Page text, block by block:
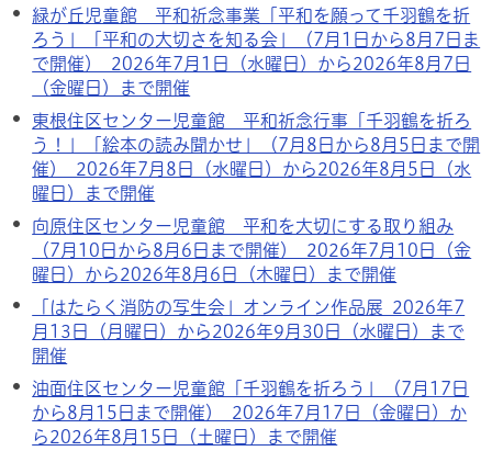
緑が丘児童館 平和祈念事業「平和を願って千羽鶴を折
ろう」「平和の大切さを知る会」（7月1日から8月7日ま
で開催） 2026年7月1日（水曜日）から2026年8月7日
（金曜日）まで開催
東根住区センター児童館 平和祈念行事「千羽鶴を折ろ
う！」「絵本の読み聞かせ」（7月8日から8月5日まで開
催） 2026年7月8日（水曜日）から2026年8月5日（水
曜日）まで開催
向原住区センター児童館 平和を大切にする取り組み
（7月10日から8月6日まで開催） 2026年7月10日（金
曜日）から2026年8月6日（木曜日）まで開催
「はたらく消防の写生会」オンライン作品展 2026年7
月13日（月曜日）から2026年9月30日（水曜日）まで
開催
油面住区センター児童館「千羽鶴を折ろう」（7月17日
から8月15日まで開催） 2026年7月17日（金曜日）か
ら2026年8月15日（土曜日）まで開催